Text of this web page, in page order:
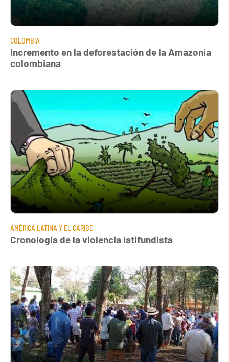
COLOMBIA
Incremento en la deforestación de la Amazonía
colombiana
AMÉRICA LATINA Y EL CARIBE
Cronología de la violencia latifundista